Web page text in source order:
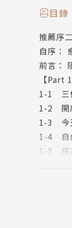
徐重仁
微型創
對顧客
這本書
建議，
▎什麼
生意是
目錄
推薦序
自序：
前言：
【Part
1-1 三
1-2 開
1-3 今
1-4 自
1-5 成